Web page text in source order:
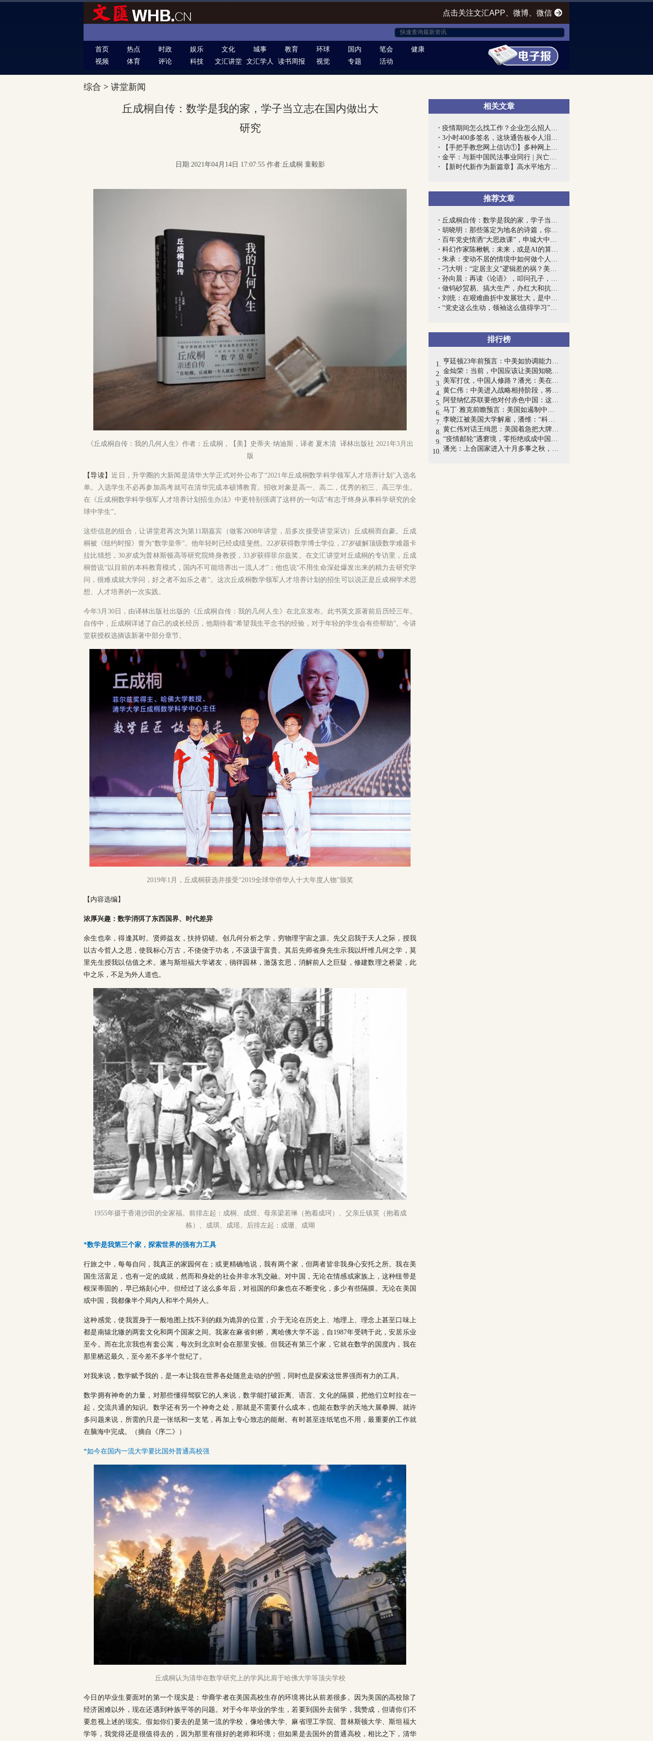
点击关注文汇APP、微博、微信
首页 热点 时政 娱乐 文化 城事 教育 环球 国内 笔会
健康
视频
体育 评论 科技 文汇讲堂 文汇学人 读书周报 视觉 专题 活动
综合 > 讲堂新闻
相关文章
疫情期间怎么找工作？企业怎么招人？上海...
3小时400多签名，这块通告板令人泪目！上...
【手把手教您网上信访①】多种网上信访渠...
金平：与新中国民法事业同行 | 兴亡匹夫...
【新时代新作为新篇章】高水平地方高校建...
推荐文章
丘成桐自传：数学是我的家，学子当立志在...
胡晓明：那些落定为地名的诗篇，你知寄托...
百年党史情洒“大思政课”，申城大中小学...
科幻作家陈楸帆：未来，或是AI的算法告诉...
朱承：变动不居的情境中如何做个人抉择？...
刁大明：“定居主义”逻辑惹的祸？美国自...
孙向晨：再读《论语》，叩问孔子，何为“...
做钨砂贸易、搞大生产，办红大和抗大，共...
刘统：在艰难曲折中发展壮大，是中共党史...
“党史这么生动，领袖这么值得学习”，刘...
排行榜
亨廷顿23年前预言：中美如协调能力不够，...
金灿荣：当前，中国应该让美国知晓的18个...
美军打仗，中国人修路？潘光：美在阿富汗...
黄仁伟：中美进入战略相持阶段，将重塑大...
阿登纳忆苏联要他对付赤色中国：这6亿人...
马丁·雅克前瞻预言：美国如遏制中国，将...
李晓江被美国大学解雇，潘维：“科学家有...
黄仁伟对话王缉思：美国着急把大牌出完了...
“疫情邮轮”遇窘境，零拒绝或成中国邮轮...
潘光：上合国家进入十月多事之秋，包容原...
丘成桐自传：数学是我的家，学子当立志在国内做出大
研究
日期:2021年04月14日 17:07:55 作者:丘成桐 童毅影
《丘成桐自传：我的几何人生》作者：丘成桐，【美】史蒂夫·纳迪斯，译者 夏木清 译林出版社 2021年3月出
版
【导读】近日，升学圈的大新闻是清华大学正式对外公布了“2021年丘成桐数学科学领军人才培养计划”入选名
单。入选学生不必再参加高考就可在清华完成本硕博教育。招收对象是高一、高二，优秀的初三、高三学生。
在《丘成桐数学科学领军人才培养计划招生办法》中更特别强调了这样的一句话“有志于终身从事科学研究的全
球中学生”。
这些信息的组合，让讲堂君再次为第11期嘉宾（做客2008年讲堂，后多次接受讲堂采访）丘成桐而自豪。丘成
桐被《纽约时报》誉为“数学皇帝”。他年轻时已经成绩斐然。22岁获得数学博士学位，27岁破解顶级数学难题卡
拉比猜想，30岁成为普林斯顿高等研究院终身教授，33岁获得菲尔兹奖。在文汇讲堂对丘成桐的专访里，丘成
桐曾说“以目前的本科教育模式，国内不可能培养出一流人才”；他也说“不用生命深处爆发出来的精力去研究学
问，很难成就大学问，好之者不如乐之者”。这次丘成桐数学领军人才培养计划的招生可以说正是丘成桐学术思
想、人才培养的一次实践。
今年3月30日，由译林出版社出版的《 丘成桐自传： 我的几何人生》在北京发布。此书英文原著前后历经三年。
自传中，丘成桐详述了自己的成长经历，他期待着“希望我生平念书的经验，对于年轻的学生会有些帮助”。 今讲
堂获授权选摘该新著中部分章节。
2019年1月，丘成桐获选并接受“2019全球华侨华人十大年度人物”颁奖
【内容选编】
浓厚兴趣：数学消弭了东西国界、时代差异
余生也幸，得逢其时。贤师益友，扶持切磋。创几何分析之学，穷物理宇宙之源。先父启我于天人之际，授我
以古今哲人之思，使我标心万古，不侥侥于功名，不汲汲于富贵。其后先师省身先生示我以纤维几何之学，莫
里先生授我以估值之术。遂与斯坦福大学诸友，徜徉园林，激荡玄思，消解前人之巨疑，修建数理之桥梁，此
中之乐，不足为外人道也。
1955年摄于香港沙田的全家福。前排左起：成桐、成煜、母亲梁若琳（抱着成珂）、父亲丘镇英（抱着成
栋）、成琪、成瑶。后排左起：成珊、成瑚
*数学是我第三个家，探索世界的强有力工具
行旅之中，每每自问，我真正的家园何在；或更精确地说，我有两个家，但两者皆非我身心安托之所。我在美
国生活富足，也有一定的成就，然而和身处的社会并非水乳交融。对中国，无论在情感或家族上，这种纽带是
根深蒂固的，早已烙刻心中。但经过了这么多年后，对祖国的印象也在不断变化，多少有些隔膜。无论在美国
或中国，我都像半个局内人和半个局外人。
这种感觉，使我置身于一般地图上找不到的颇为诡异的位置，介于无论在历史上、地理上、理念上甚至口味上
都是南辕北辙的两套文化和两个国家之间。我家在麻省剑桥，离哈佛大学不远，自1987年受聘于此，安居乐业
至今。而在北京我也有套公寓，每次到北京时会在那里安顿。但我还有第三个家，它就在数学的国度内，我在
那里栖迟最久，至今差不多半个世纪了。
对我来说，数学赋予我的，是一本让我在世界各处随意走动的护照，同时也是探索这世界强而有力的工具。
数学拥有神奇的力量，对那些懂得驾驭它的人来说，数学能打破距离、语言、文化的隔膜，把他们立时拉在一
起，交流共通的知识。数学还有另一个神奇之处，那就是不需要什么成本，也能在数学的天地大展拳脚。就许
多问题来说，所需的只是一张纸和一支笔，再加上专心致志的能耐。有时甚至连纸笔也不用，最重要的工作就
在脑海中完成。（摘自《序二》）
*如今在国内一流大学要比国外普通高校强
丘成桐认为清华在数学研究上的学风比肩于哈佛大学等顶尖学校
今日的毕业生要面对的第一个现实是：华裔学者在美国高校生存的环境将比从前差很多。因为美国的高校除了
经济困难以外，现在还遇到种族平等的问题。对于今年毕业的学生，若要到国外去留学，我赞成，但请你们不
要忽视上述的现实。假如你们要去的是第一流的学校，像哈佛大学、麻省理工学院、普林斯顿大学、斯坦福大
学等，我觉得还是很值得去的，因为那里有很好的老师和环境；但如果是去国外的普通高校，相比之下，清华